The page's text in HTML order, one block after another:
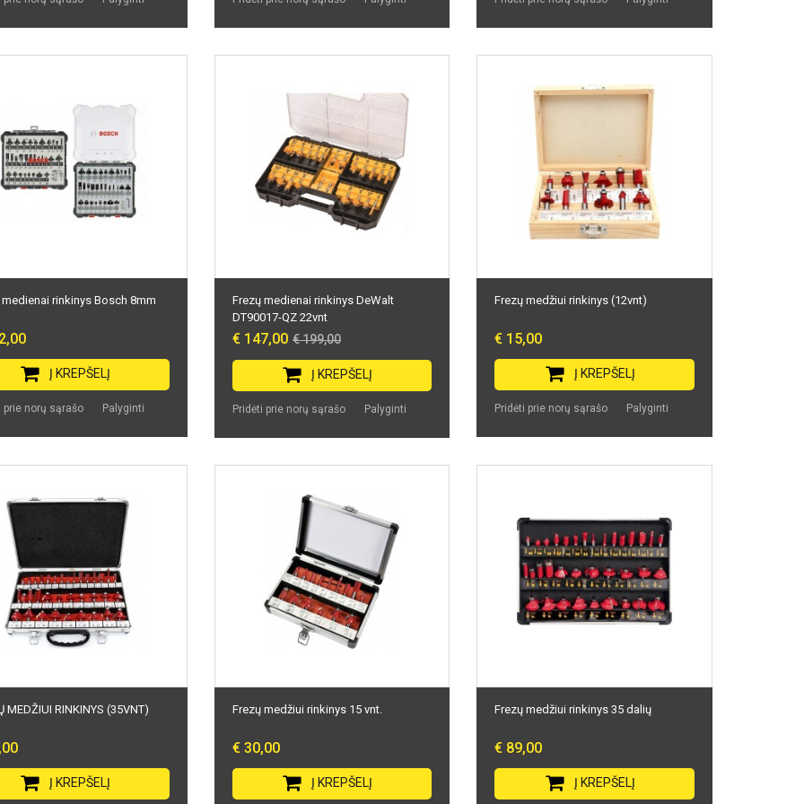
medienai rinkinys Bosch 8mm
Į KREPŠELĮ
prie norų sąrašo Palyginti
Frezų medienai rinkinys DeWalt
DT90017-QZ 22vnt
€ 147,00 € 199,00
Į KREPŠELĮ
Pridėti prie norų sąrašo Palyginti
Frezų medžiui rinkinys (12vnt)
€ 15,00
Į KREPŠELĮ
Pridėti prie norų sąrašo Palyginti
MEDŽIUI RINKINYS (35VNT)
Į KREPŠELĮ
Frezų medžiui rinkinys 15 vnt.
€ 30,00
Į KREPŠELĮ
Frezų medžiui rinkinys 35 dalių
€ 89,00
Į KREPŠELĮ